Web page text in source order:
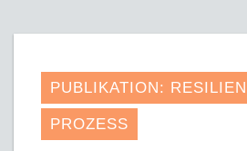
PUBLIKATION:
PROZESS